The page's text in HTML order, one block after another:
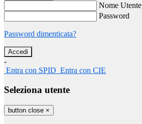
Nome Utente
Password
Password dimenticata?
-
Entra con SPID Entra con CIE
Seleziona utente
button close ×